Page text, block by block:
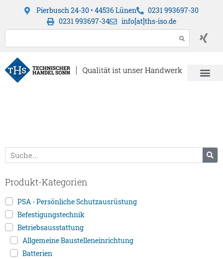
Pierbusch 24-30 • 44536 Lünen
0231 993697-30
0231 993697-34
info[at]ths-iso.de
Produkt-Kategorien
PSA - Persönliche Schutzausrüstung
Befestigungstechnik
Betriebsausstattung
Allgemeine Baustelleneinrichtung
Batterien